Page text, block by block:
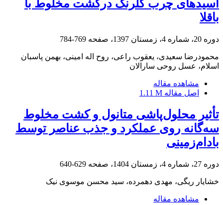
اسیدهای چرب گلرنگ درکشت مخلوط با
باقلا
دوره 20، شماره 4، زمستان 1397، صفحه 769-784
محمودرضا سعیدی، یعقوب راعی، روح اله امینی، بهمن پاسبان
اسلام، عسل روحی سارالان
مشاهده مقاله
اصل مقاله 1.11 M
تأثیر محلول‌پاشی متانول و کشت مخلوط
سه‌گانه روی عملکرد و جذب عناصر توسط
بادام‌زمینی
دوره 27، شماره 4، زمستان 1404، صفحه 629-640
خشایار ریگی، مهدی دهمرده، سید محسن موسوی نیک
مشاهده مقاله